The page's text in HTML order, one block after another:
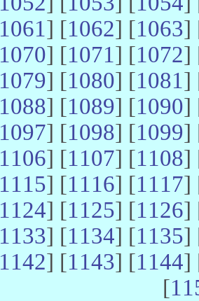
1061] [1062] [1063]
1070] [1071] [1072]
1079] [1080] [1081]
1088] [1089] [1090]
1097] [1098] [1099]
1106] [1107] [1108]
1115] [1116] [1117]
1124] [1125] [1126]
1133] [1134] [1135]
1142] [1143] [1144]
[